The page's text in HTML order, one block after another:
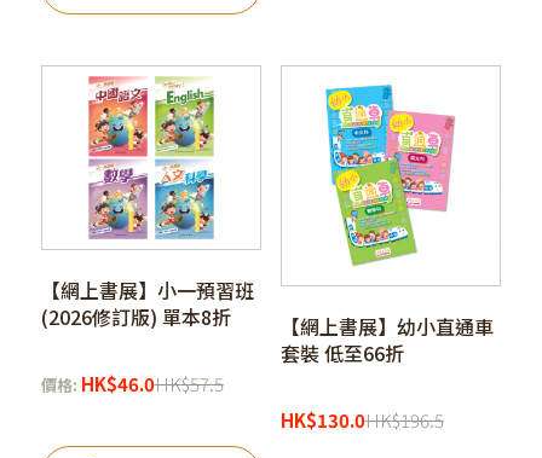
【網上書展】小一預習班
(2026修訂版) 單本8折
價格: HK$46.0HK$57.5
【網上書展】幼小直通車
套裝 低至66折
HK$130.0HK$196.5